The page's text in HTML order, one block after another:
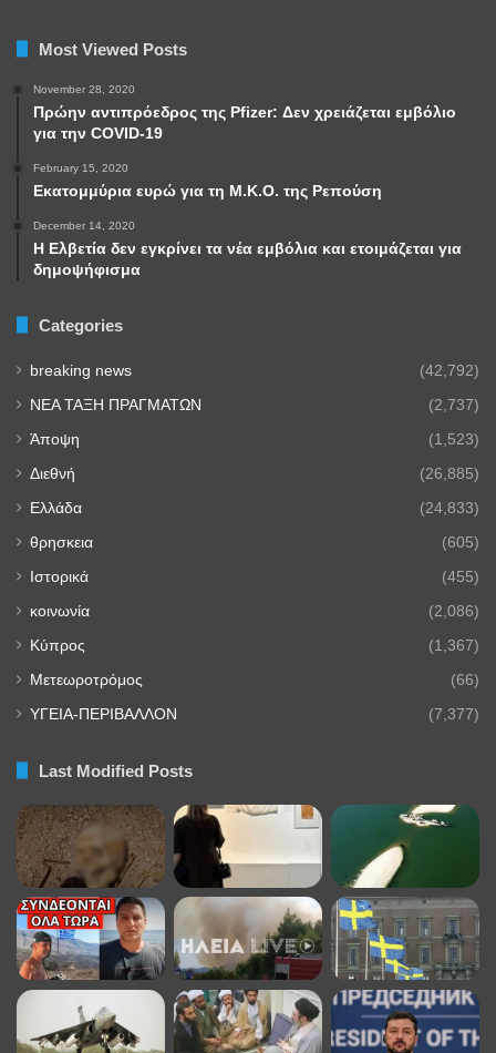
Most Viewed Posts
November 28, 2020
Πρώην αντιπρόεδρος της Pfizer: Δεν χρειάζεται εμβόλιο
για την COVID-19
February 15, 2020
Εκατομμύρια ευρώ για τη Μ.Κ.Ο. της Ρεπούση
December 14, 2020
Η Ελβετία δεν εγκρίνει τα νέα εμβόλια και ετοιμάζεται για
δημοψήφισμα
Categories
breaking news (42,792)
NEA TAΞΗ ΠΡΑΓΜΑΤΩΝ (2,737)
Άποψη (1,523)
Διεθνή (26,885)
Ελλάδα (24,833)
θρησκεια (605)
Ιστορικά (455)
κοινωνία (2,086)
Κύπρος (1,367)
Μετεωροτρόμος (66)
ΥΓΕΙΑ-ΠΕΡΙΒΑΛΛΟΝ (7,377)
Last Modified Posts